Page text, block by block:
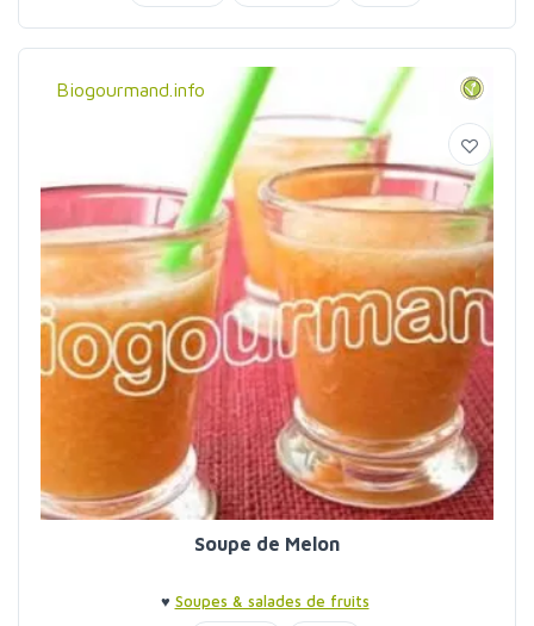
Biogourmand.info
Soupe de Melon
♥ Soupes & salades de fruits